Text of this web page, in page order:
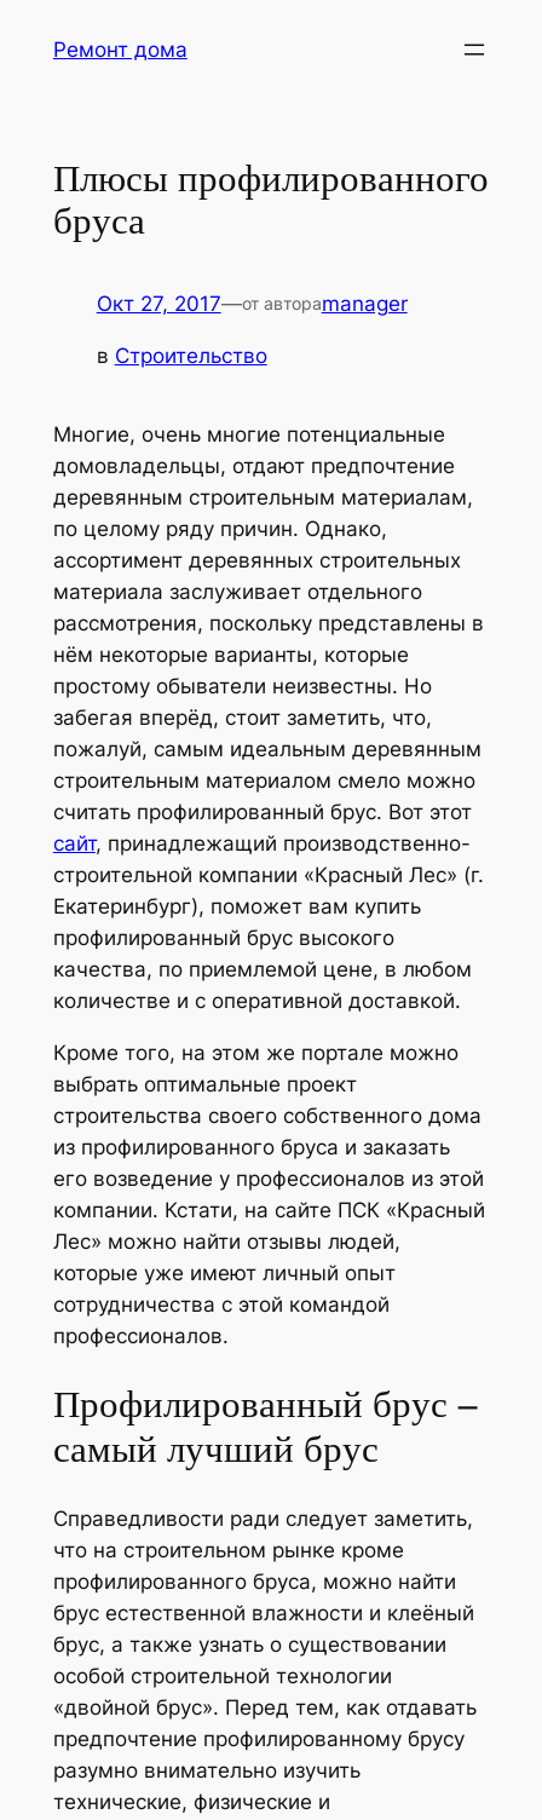
Ремонт дома
Плюсы профилированного
бруса
Окт 27, 2017—от автораmanager
в Строительство
Многие, очень многие потенциальные
домовладельцы, отдают предпочтение
деревянным строительным материалам,
по целому ряду причин. Однако,
ассортимент деревянных строительных
материала заслуживает отдельного
рассмотрения, поскольку представлены в
нём некоторые варианты, которые
простому обыватели неизвестны. Но
забегая вперёд, стоит заметить, что,
пожалуй, самым идеальным деревянным
строительным материалом смело можно
считать профилированный брус. Вот этот
сайт, принадлежащий производственно-
строительной компании «Красный Лес» (г.
Екатеринбург), поможет вам купить
профилированный брус высокого
качества, по приемлемой цене, в любом
количестве и с оперативной доставкой.
Кроме того, на этом же портале можно
выбрать оптимальные проект
строительства своего собственного дома
из профилированного бруса и заказать
его возведение у профессионалов из этой
компании. Кстати, на сайте ПСК «Красный
Лес» можно найти отзывы людей,
которые уже имеют личный опыт
сотрудничества с этой командой
профессионалов.
Профилированный брус –
самый лучший брус
Справедливости ради следует заметить,
что на строительном рынке кроме
профилированного бруса, можно найти
брус естественной влажности и клеёный
брус, а также узнать о существовании
особой строительной технологии
«двойной брус». Перед тем, как отдавать
предпочтение профилированному брусу
разумно внимательно изучить
технические, физические и